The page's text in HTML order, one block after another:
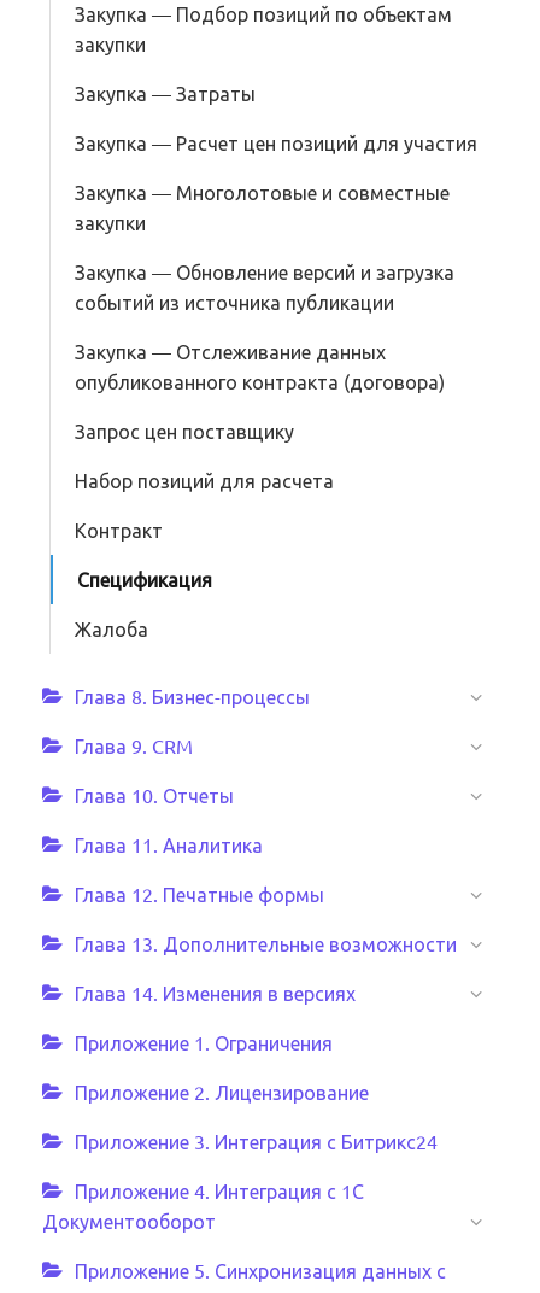
Закупка — Подбор позиций по объектам
закупки
Закупка — Затраты
Закупка — Расчет цен позиций для участия
Закупка — Многолотовые и совместные
закупки
Закупка — Обновление версий и загрузка
событий из источника публикации
Закупка — Отслеживание данных
опубликованного контракта (договора)
Запрос цен поставщику
Набор позиций для расчета
Контракт
Спецификация
Жалоба
Глава 8. Бизнес-процессы
Глава 9. CRM
Глава 10. Отчеты
Глава 11. Аналитика
Глава 12. Печатные формы
Глава 13. Дополнительные возможности
Глава 14. Изменения в версиях
Приложение 1. Ограничения
Приложение 2. Лицензирование
Приложение 3. Интеграция с Битрикс24
Приложение 4. Интеграция с 1С
Документооборот
Приложение 5. Синхронизация данных с